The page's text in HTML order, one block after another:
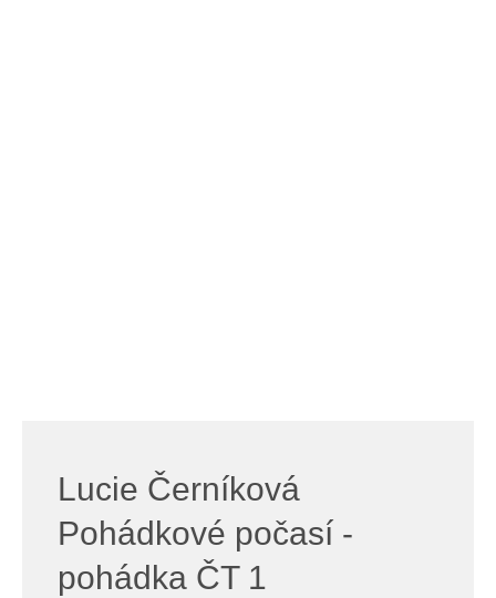
Lucie Černíková
Pohádkové počasí -
pohádka ČT 1